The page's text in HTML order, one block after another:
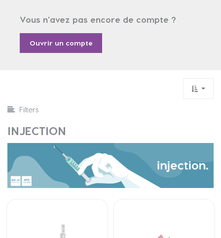
Vous n'avez pas encore de compte ?
Ouvrir un compte
Filters
INJECTION